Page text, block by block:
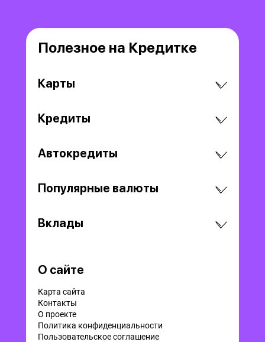
Полезное на Кредитке
Карты
Кредиты
Автокредиты
Популярные валюты
Вклады
О сайте
Карта сайта
Контакты
О проекте
Политика конфиденциальности
Пользовательское соглашение